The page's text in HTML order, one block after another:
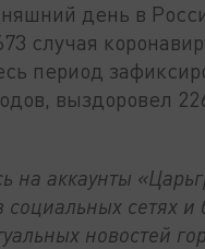
день в
случая
период
выздоровел
на аккаунты
сетях и
новостей